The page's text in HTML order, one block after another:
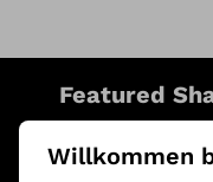
Featured
Willkommen